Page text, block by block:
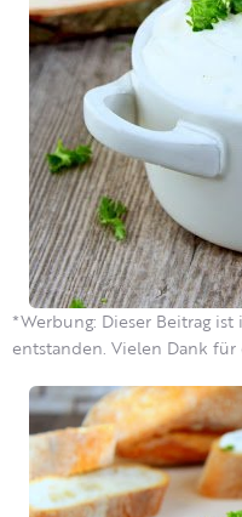
*Werbung: Dieser Beitrag
entstanden. Vielen Dank